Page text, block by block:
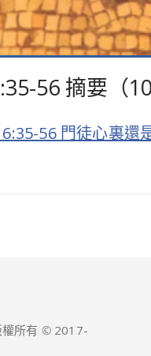
56 摘要（
6:35-56 門徒心裏還
權所有 © 2017-